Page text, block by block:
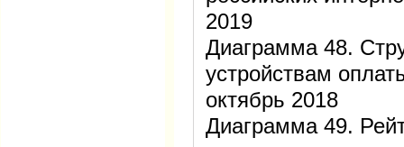
2019
Диаграмма 48.
устройствам
октябрь 2018
Диаграмма 49.